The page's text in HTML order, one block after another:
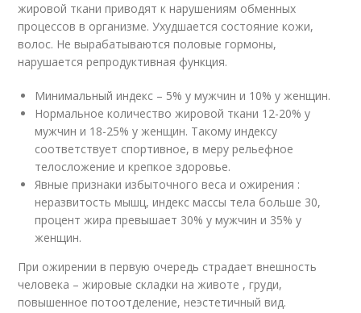
жировой ткани приводят к нарушениям обменных
процессов в организме. Ухудшается состояние кожи,
волос. Не вырабатываются половые гормоны,
нарушается репродуктивная функция.
Минимальный индекс – 5% у мужчин и 10% у женщин.
Нормальное количество жировой ткани 12-20% у
мужчин и 18-25% у женщин. Такому индексу
соответствует спортивное, в меру рельефное
телосложение и крепкое здоровье.
Явные признаки избыточного веса и ожирения :
неразвитость мышц, индекс массы тела больше 30,
процент жира превышает 30% у мужчин и 35% у
женщин.
При ожирении в первую очередь страдает внешность
человека – жировые складки на животе , груди,
повышенное потоотделение, неэстетичный вид.